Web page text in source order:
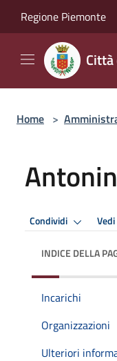
Regione Piemonte
Home >
Condividi
INDICE DELLA
Incarichi
Organizzazioni
Ulteriori